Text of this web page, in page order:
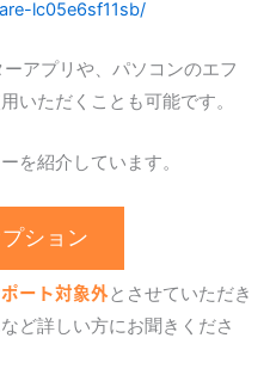
lc05e6sf11sb/
アプリや、パソコンのエフ
いただくことも可能です。
を紹介しています。
ション
ート対象外とさせていただき
ど詳しい方にお聞きくださ